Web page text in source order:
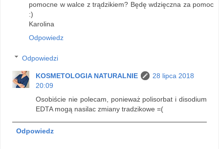
pomocne w walce z trądzikiem? Będę wdzięczna za pomoc
:)
Karolina
Odpowiedz
Odpowiedzi
KOSMETOLOGIA NATURALNIE
28 lipca 2018
20:09
Osobiście nie polecam, ponieważ polisorbat i disodium
EDTA mogą nasilac zmiany tradzikowe =(
Odpowiedz